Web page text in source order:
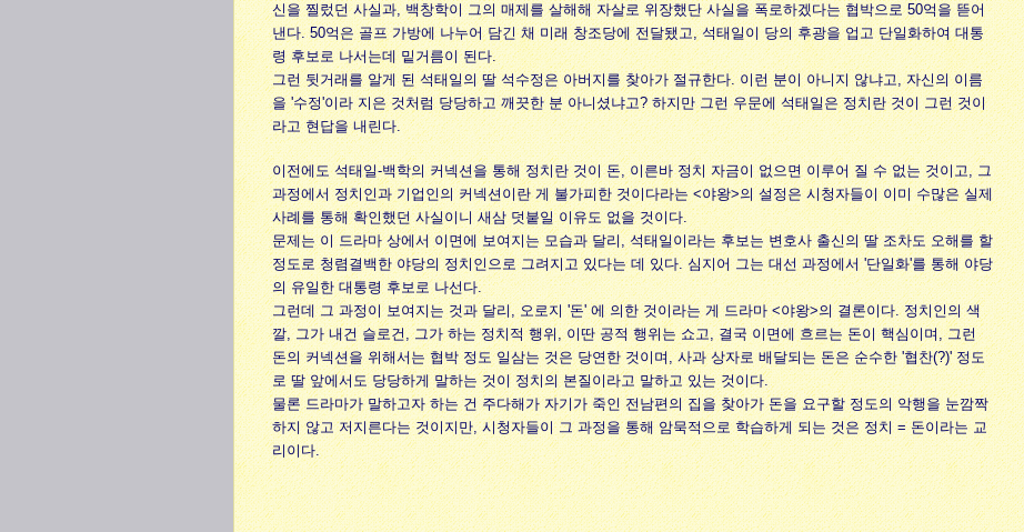
신을 찔렀던 사실과, 백창학이 그의 매제를 살해해 자살로 위장했단 사실을 폭로하겠다는 협박으로 50억을 뜯어
낸다. 50억은 골프 가방에 나누어 담긴 채 미래 창조당에 전달됐고, 석태일이 당의 후광을 업고 단일화하여 대통
령 후보로 나서는데 밑거름이 된다.
그런 뒷거래를 알게 된 석태일의 딸 석수정은 아버지를 찾아가 절규한다. 이런 분이 아니지 않냐고, 자신의 이름
을 '수정'이라 지은 것처럼 당당하고 깨끗한 분 아니셨냐고? 하지만 그런 우문에 석태일은 정치란 것이 그런 것이
라고 현답을 내린다.
이전에도 석태일-백학의 커넥션을 통해 정치란 것이 돈, 이른바 정치 자금이 없으면 이루어 질 수 없는 것이고, 그
과정에서 정치인과 기업인의 커넥션이란 게 불가피한 것이다라는 <야왕>의 설정은 시청자들이 이미 수많은 실제
사례를 통해 확인했던 사실이니 새삼 덧붙일 이유도 없을 것이다.
문제는 이 드라마 상에서 이면에 보여지는 모습과 달리, 석태일이라는 후보는 변호사 출신의 딸 조차도 오해를 할
정도로 청렴결백한 야당의 정치인으로 그려지고 있다는 데 있다. 심지어 그는 대선 과정에서 '단일화'를 통해 야당
의 유일한 대통령 후보로 나선다.
그런데 그 과정이 보여지는 것과 달리, 오로지 '돈' 에 의한 것이라는 게 드라마 <야왕>의 결론이다. 정치인의 색
깔, 그가 내건 슬로건, 그가 하는 정치적 행위, 이딴 공적 행위는 쇼고, 결국 이면에 흐르는 돈이 핵심이며, 그런
돈의 커넥션을 위해서는 협박 정도 일삼는 것은 당연한 것이며, 사과 상자로 배달되는 돈은 순수한 '협찬(?)' 정도
로 딸 앞에서도 당당하게 말하는 것이 정치의 본질이라고 말하고 있는 것이다.
물론 드라마가 말하고자 하는 건 주다해가 자기가 죽인 전남편의 집을 찾아가 돈을 요구할 정도의 악행을 눈깜짝
하지 않고 저지른다는 것이지만, 시청자들이 그 과정을 통해 암묵적으로 학습하게 되는 것은 정치 = 돈이라는 교
리이다.